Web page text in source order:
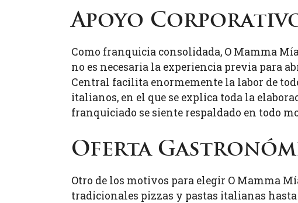
Apoyo
Como franquicia consolidada, O Mamma
no es necesaria la experiencia previa para
Central facilita enormemente la labor de
italianos, en el que se explica toda la
franquiciado se siente respaldado en todo
Oferta
Otro de los motivos para elegir O Mamma
tradicionales pizzas y pastas italianas